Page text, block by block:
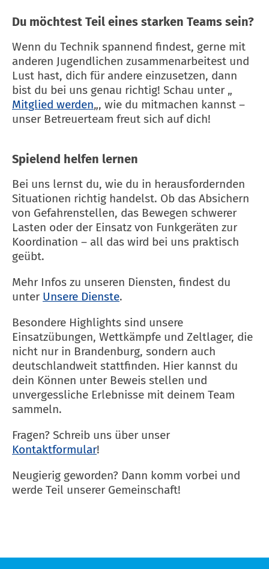
Du möchtest Teil eines starken Teams sein?
Wenn du Technik spannend findest, gerne mit
anderen Jugendlichen zusammenarbeitest und
Lust hast, dich für andere einzusetzen, dann
bist du bei uns genau richtig! Schau unter „
Mitglied werden„, wie du mitmachen kannst –
unser Betreuerteam freut sich auf dich!
Spielend helfen lernen
Bei uns lernst du, wie du in herausfordernden
Situationen richtig handelst. Ob das Absichern
von Gefahrenstellen, das Bewegen schwerer
Lasten oder der Einsatz von Funkgeräten zur
Koordination – all das wird bei uns praktisch
geübt.
Mehr Infos zu unseren Diensten, findest du
unter Unsere Dienste.
Besondere Highlights sind unsere
Einsatzübungen, Wettkämpfe und Zeltlager, die
nicht nur in Brandenburg, sondern auch
deutschlandweit stattfinden. Hier kannst du
dein Können unter Beweis stellen und
unvergessliche Erlebnisse mit deinem Team
sammeln.
Fragen? Schreib uns über unser
Kontaktformular!
Neugierig geworden? Dann komm vorbei und
werde Teil unserer Gemeinschaft!